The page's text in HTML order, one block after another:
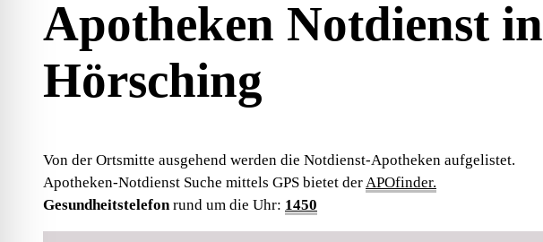
Apotheken Notdienst in
Hörsching
Von der Ortsmitte ausgehend werden die Notdienst-Apotheken aufgelistet.
Apotheken-Notdienst Suche mittels GPS bietet derAPOfinder.
Gesundheitstelefonrund um die Uhr: 1450